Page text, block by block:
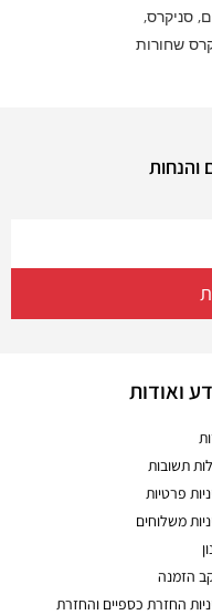
,סניקרס,
שחורות
והנחות
ואודות
תשובות
פרטיות
משלוחים
הזמנה
החזרת כספיים והחזרת